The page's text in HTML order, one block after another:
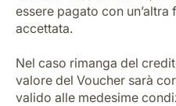
essere pagato con
accettata.
Nel caso rimanga del
valore del Voucher sarà
valido alle medesime